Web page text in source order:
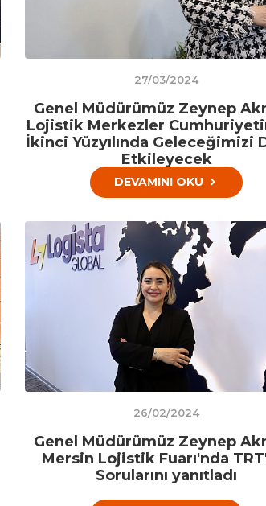
27/03/2024
Genel Müdürümüz Zeynep
Lojistik Merkezler
İkinci Yüzyılında Geleceğimizi
Etkileyecek
DEVAMINI OKU
26/02/2024
Genel Müdürümüz Zeynep
Mersin Lojistik Fuarı'nda
Sorularını yanıtladı